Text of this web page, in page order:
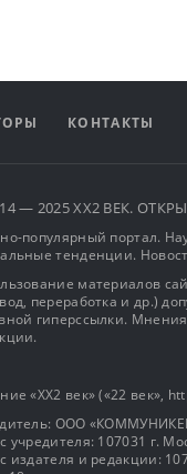
КОНТАКТЫ
— 2025 XX2 ВЕК.
популярный портал.
тенденции.
материалов
переработка и др.)
гиперссылки.
«XX2 век» («22 век»,
OOO
учредителя: 107031 г.
издателя и редакции: